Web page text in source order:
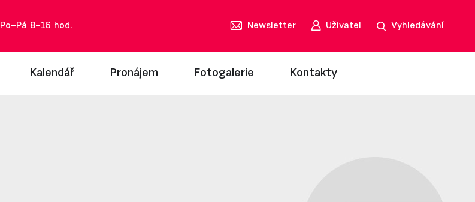
Po–Pá 8–16 hod. Newsletter Uživatel Vyhledávání
Kalendář Pronájem Fotogalerie Kontakty